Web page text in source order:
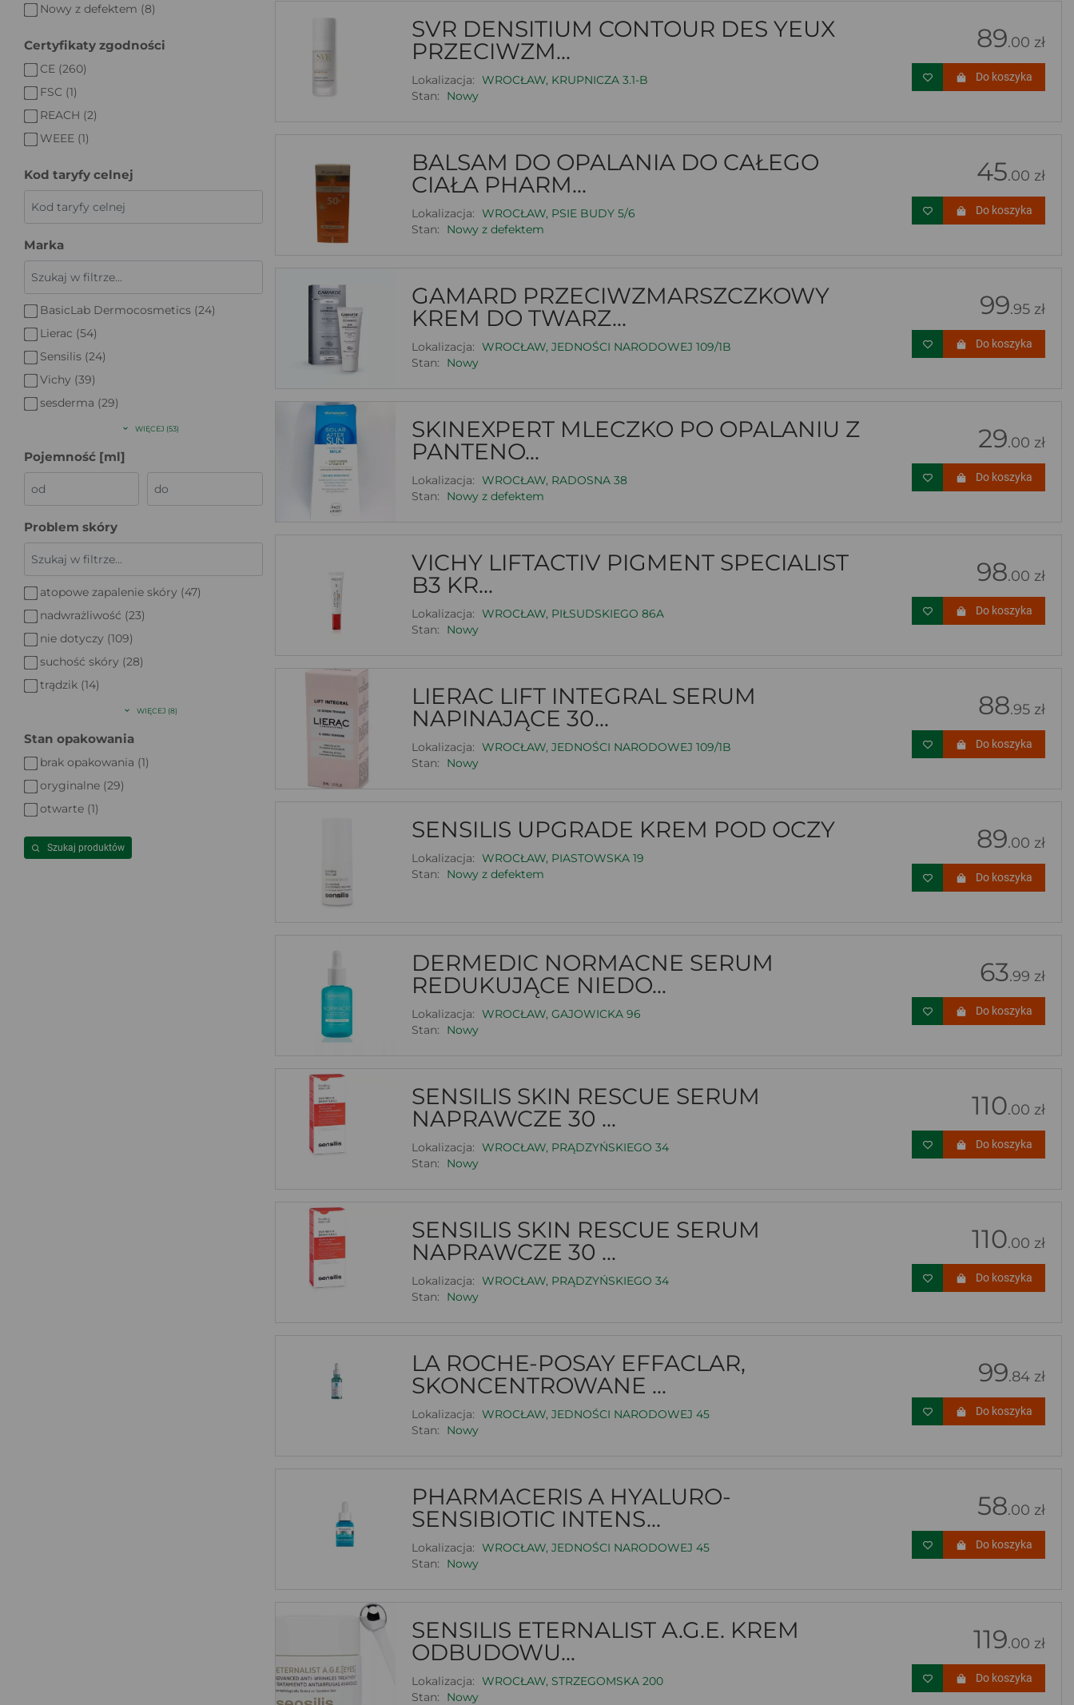
Nowy z defektem (8)
Certyfikaty zgodności
CE (260)
FSC (1)
REACH (2)
WEEE (1)
Kod taryfy celnej
Marka
BasicLab Dermocosmetics (24)
Lierac (54)
Sensilis (24)
Vichy (39)
sesderma (29)
WIĘCEJ (53)
Pojemność [ml]
Problem skóry
atopowe zapalenie skóry (47)
nadwrażliwość (23)
nie dotyczy (109)
suchość skóry (28)
trądzik (14)
WIĘCEJ (8)
Stan opakowania
brak opakowania (1)
oryginalne (29)
otwarte (1)
Szukaj produktów
SVR DENSITIUM CONTOUR DES YEUX
PRZECIWZM...
Lokalizacja: WROCŁAW, KRUPNICZA 3.1-B
Stan:
Nowy
89.00 zł
Do koszyka
BALSAM DO OPALANIA DO CAŁEGO
CIAŁA PHARM...
Lokalizacja: WROCŁAW, PSIE BUDY 5/6
Stan:
Nowy z defektem
45.00 zł
Do koszyka
GAMARD PRZECIWZMARSZCZKOWY
KREM DO TWARZ...
Lokalizacja: WROCŁAW, JEDNOŚCI NARODOWEJ 109/1B
Stan:
Nowy
99.95 zł
Do koszyka
SKINEXPERT MLECZKO PO OPALANIU Z
PANTENO...
Lokalizacja: WROCŁAW, RADOSNA 38
Stan:
Nowy z defektem
29.00 zł
Do koszyka
VICHY LIFTACTIV PIGMENT SPECIALIST
B3 KR...
Lokalizacja: WROCŁAW, PIŁSUDSKIEGO 86A
Stan:
Nowy
98.00 zł
Do koszyka
LIERAC LIFT INTEGRAL SERUM
NAPINAJĄCE 30...
Lokalizacja: WROCŁAW, JEDNOŚCI NARODOWEJ 109/1B
Stan:
Nowy
88.95 zł
Do koszyka
SENSILIS UPGRADE KREM POD OCZY
Lokalizacja: WROCŁAW, PIASTOWSKA 19
Stan:
Nowy z defektem
89.00 zł
Do koszyka
DERMEDIC NORMACNE SERUM
REDUKUJĄCE NIEDO...
Lokalizacja: WROCŁAW, GAJOWICKA 96
Stan:
Nowy
63.99 zł
Do koszyka
SENSILIS SKIN RESCUE SERUM
NAPRAWCZE 30 ...
Lokalizacja: WROCŁAW, PRĄDZYŃSKIEGO 34
Stan:
Nowy
110.00 zł
Do koszyka
SENSILIS SKIN RESCUE SERUM
NAPRAWCZE 30 ...
Lokalizacja: WROCŁAW, PRĄDZYŃSKIEGO 34
Stan:
Nowy
110.00 zł
Do koszyka
LA ROCHE-POSAY EFFACLAR,
SKONCENTROWANE ...
Lokalizacja: WROCŁAW, JEDNOŚCI NARODOWEJ 45
Stan:
Nowy
99.84 zł
Do koszyka
PHARMACERIS A HYALURO-
SENSIBIOTIC INTENS...
Lokalizacja: WROCŁAW, JEDNOŚCI NARODOWEJ 45
Stan:
Nowy
58.00 zł
Do koszyka
SENSILIS ETERNALIST A.G.E. KREM
ODBUDOWU...
Lokalizacja: WROCŁAW, STRZEGOMSKA 200
Stan:
Nowy
119.00 zł
Do koszyka